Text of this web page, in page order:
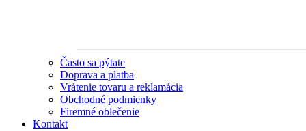
Často sa pýtate
Doprava a platba
Vrátenie tovaru a reklamácia
Obchodné podmienky
Firemné oblečenie
Kontakt